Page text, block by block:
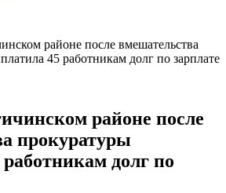
районе после вмешательства
45 работникам долг по зарплате
районе после
прокуратуры
долг по